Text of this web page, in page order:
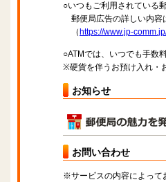
○いつもご利用されている
郵便局広告の詳しい内容
（ https://www.jp-
○ATMでは、いつでも手数
※硬貨を伴うお預け入れ・
お知らせ
お問い合わせ
※サービスの内容によって